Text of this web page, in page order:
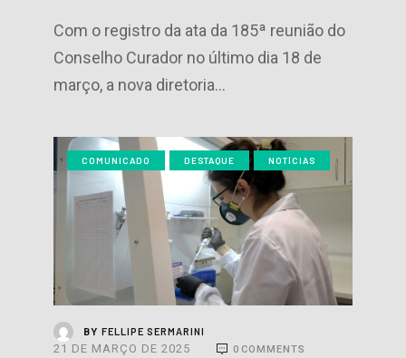
Com o registro da ata da 185ª reunião do
Conselho Curador no último dia 18 de
março, a nova diretoria…
COMUNICADO DESTAQUE NOTÍCIAS
BY FELLIPE SERMARINI
21 DE MARÇO DE 2025 0 COMMENTS